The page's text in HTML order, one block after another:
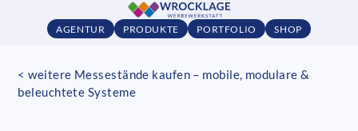
AGENTUR PRODUKTE PORTFOLIO SHOP
< weitere Messestände kaufen – mobile, modulare &
beleuchtete Systeme